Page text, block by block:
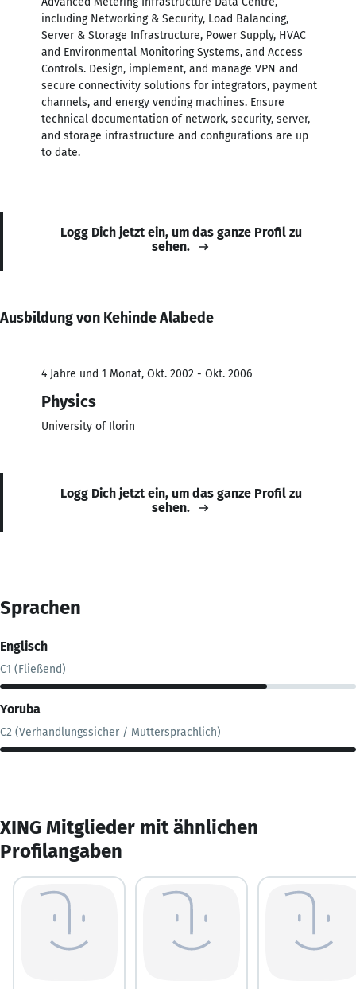
including Networking & Security, Load Balancing,
Server & Storage Infrastructure, Power Supply, HVAC
and Environmental Monitoring Systems, and Access
Controls. Design, implement, and manage VPN and
secure connectivity solutions for integrators, payment
channels, and energy vending machines. Ensure
technical documentation of network, security, server,
and storage infrastructure and configurations are up
to date.
Logg Dich jetzt ein, um das ganze Profil zu
sehen.
Ausbildung von Kehinde Alabede
4 Jahre und 1 Monat, Okt. 2002 - Okt. 2006
Physics
University of Ilorin
Logg Dich jetzt ein, um das ganze Profil zu
sehen.
Sprachen
Englisch
C1 (Fließend)
Yoruba
C2 (Verhandlungssicher / Muttersprachlich)
XING Mitglieder mit ähnlichen
Profilangaben